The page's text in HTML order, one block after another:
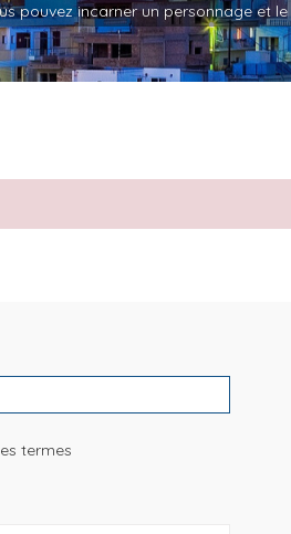
pouvez incarner un personnage et
termes